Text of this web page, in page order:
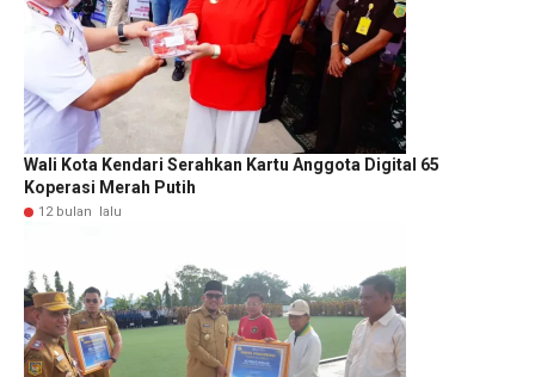
Wali Kota Kendari Serahkan Kartu Anggota Digital 65
Koperasi Merah Putih
12 bulan lalu